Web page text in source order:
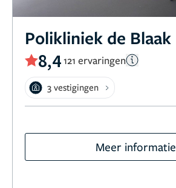
Polikliniek de Blaak
8,4121 ervaringen
3 vestigingen
Meer informatie